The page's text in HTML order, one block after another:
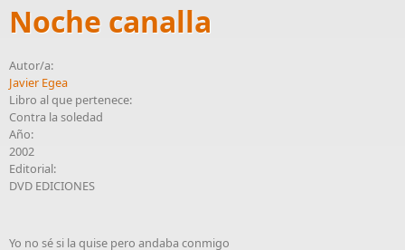
Noche canalla
Autor/a:
Javier Egea
Libro al que pertenece:
Contra la soledad
Año:
2002
Editorial:
DVD EDICIONES
Yo no sé si la quise pero andaba conmigo